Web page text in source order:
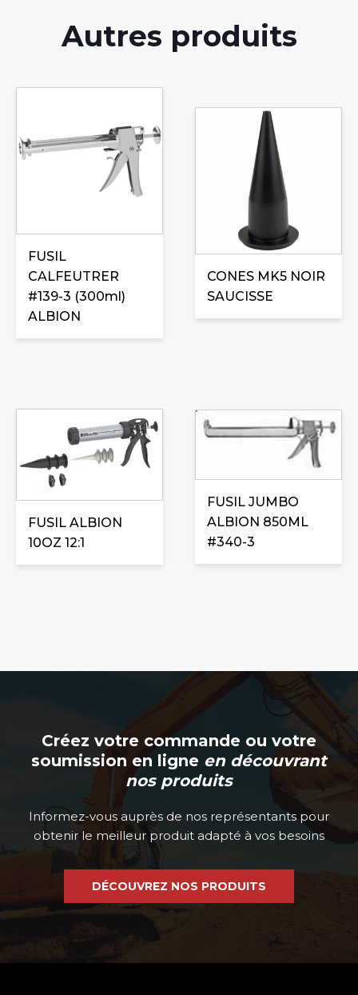
Autres produits
FUSIL
CALFEUTRER
#139-3 (300ml)
ALBION
CONES MK5 NOIR
SAUCISSE
FUSIL ALBION
10OZ 12:1
FUSIL JUMBO
ALBION 850ML
#340-3
Créez votre commande ou votre
soumission en ligne en découvrant
nos produits
Informez-vous auprès de nos représentants pour
obtenir le meilleur produit adapté à vos besoins
DÉCOUVREZ NOS PRODUITS